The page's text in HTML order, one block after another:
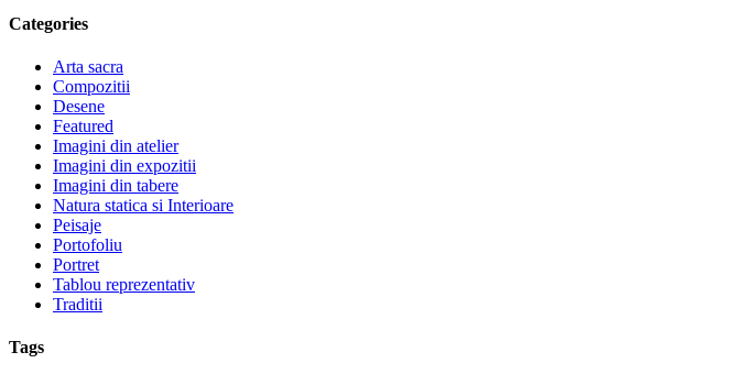
Categories
Arta sacra
Compozitii
Desene
Featured
Imagini din atelier
Imagini din expozitii
Imagini din tabere
Natura statica si Interioare
Peisaje
Portofoliu
Portret
Tablou reprezentativ
Traditii
Tags